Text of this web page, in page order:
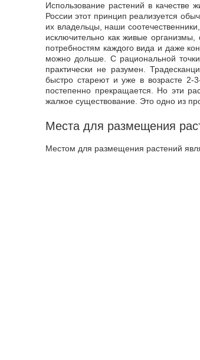
Использование растений в
России этот принцип реализуется
их владельцы, наши
исключительно как живые
потребностям каждого вида и даже
можно дольше. С рациональной
практически не разумен.
быстро стареют и уже в возрасте 2-
постепенно прекращается. Но эти
жалкое существование. Это одно из
Места для размещения
Местом для размещения растений